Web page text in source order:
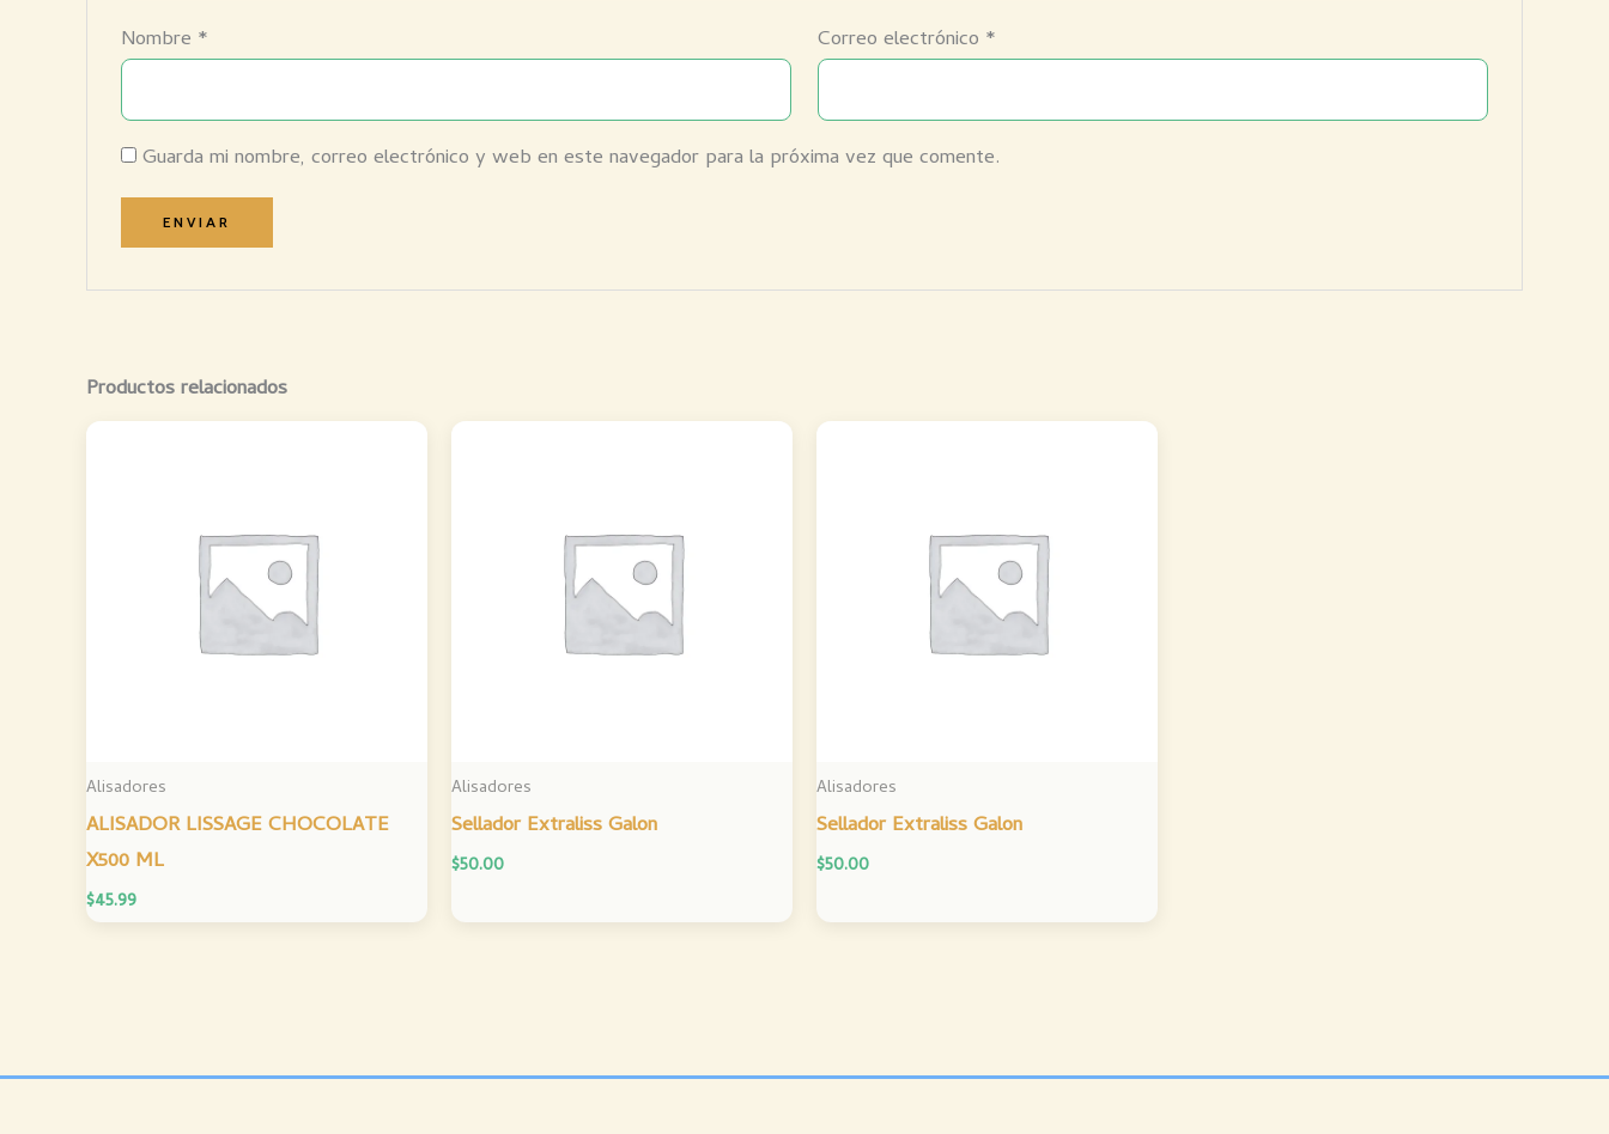
Nombre * Correo electrónico *
Guarda mi nombre, correo electrónico y web en este navegador para la próxima vez que comente.
Productos relacionados
Alisadores
ALISADOR LISSAGE CHOCOLATE
X500 ML
$45.99
Alisadores
Sellador Extraliss Galon
$50.00
Alisadores
Sellador Extraliss Galon
$50.00